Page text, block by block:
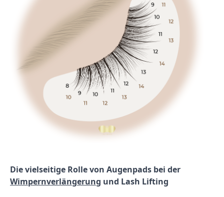
Wimpernverlängerung und Lash Lifting